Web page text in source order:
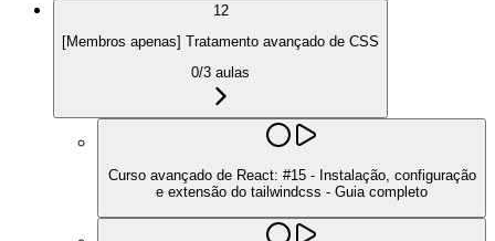
12
[Membros apenas] Tratamento avançado de CSS
0/3 aulas
Curso avançado de React: #15 - Instalação, configuração
e extensão do tailwindcss - Guia completo